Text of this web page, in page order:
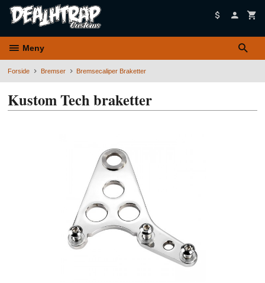
Meny
Forside Bremser Bremsecaliper Braketter
Kustom Tech braketter